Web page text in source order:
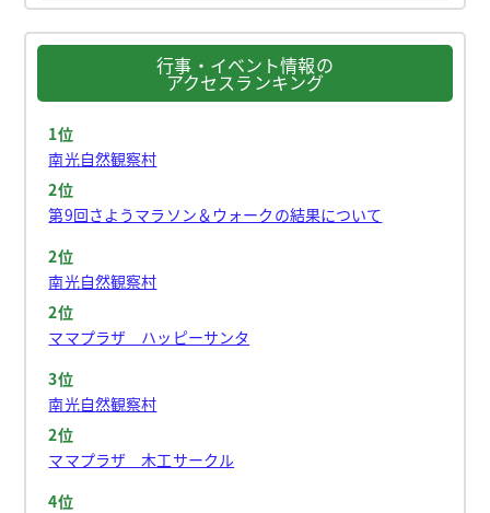
行事・イベント情報の
アクセスランキング
1位
南光自然観察村
2位
第9回さようマラソン＆ウォークの結果について
2位
南光自然観察村
2位
ママプラザ ハッピーサンタ
3位
南光自然観察村
2位
ママプラザ 木工サークル
4位